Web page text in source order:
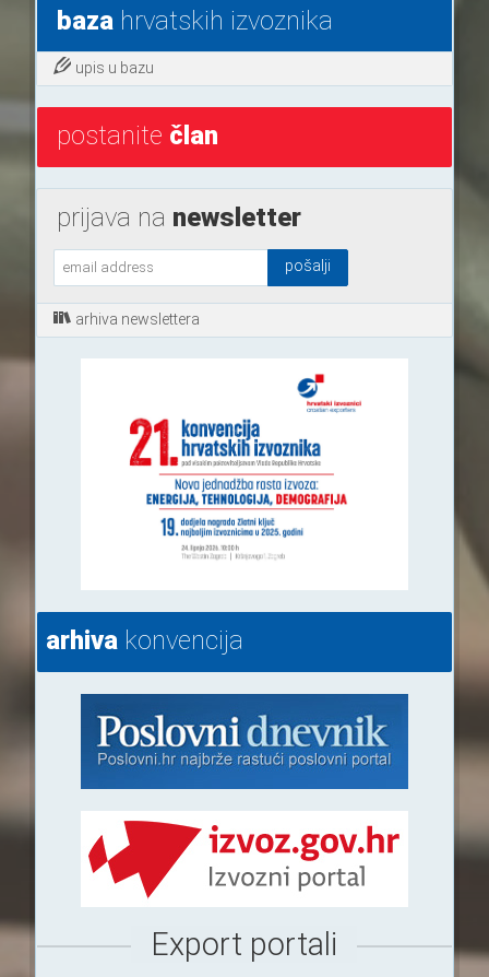
bazahrvatskih izvoznika
upis u bazu
postanite član
prijava na newsletter
arhiva newslettera
arhivakonvencija
Export portali